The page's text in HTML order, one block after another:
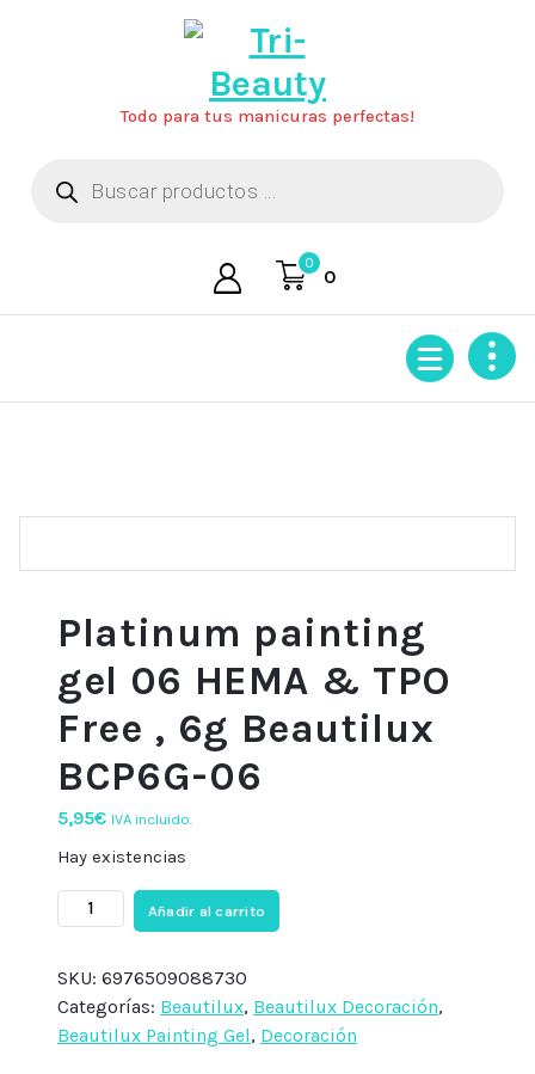
Todo para tus manicuras perfectas!
productos
0
0
Platinum painting
gel 06 HEMA & TPO
Free , 6g Beautilux
BCP6G-06
5,95€ IVA incluido.
Hay existencias
Platinum
painting
06
HEMA
&
Añadir al carrito
SKU: 6976509088730
Categorías: Beautilux, Beautilux Decoración,
Beautilux Painting Gel, Decoración